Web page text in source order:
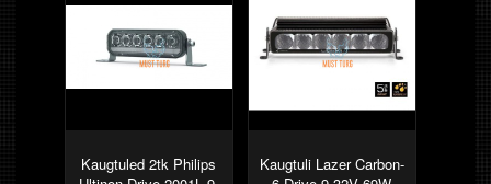
Kaugtuled 2tk Philips
Kaugtuli Lazer Carbon-